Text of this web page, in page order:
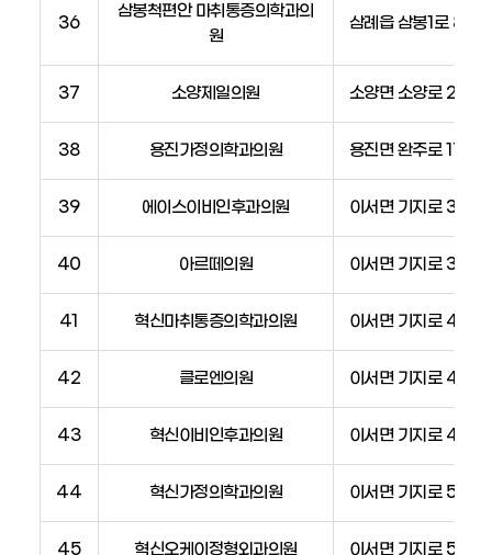
36
삼봉척편안 마취통증의학과의
원
삼례읍 삼봉1로 8-4
37 소양제일의원 소양면 소양로 204
38 용진가정의학과의원 용진면 완주로 179
39 에이스이비인후과의원 이서면 기지로 35
40 아르떼의원 이서면 기지로 35,
41 혁신마취통증의학과의원 이서면 기지로 47,
42 클로엔의원 이서면 기지로 47,
43 혁신이비인후과의원 이서면 기지로 47,
44 혁신가정의학과의원 이서면 기지로 51
45 혁신오케이정형외과의원 이서면 기지로 54